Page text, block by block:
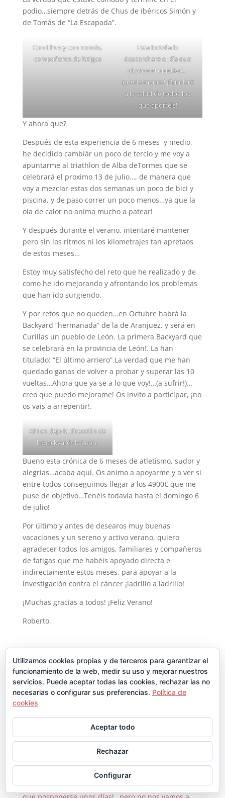
podio…siempre detrás de Chus de Ibéricos Simón y
de Tomás de “La Escapada”.
Con Chus y con Tomás,
compañeros de fatigas
Esta botella la
descorcharé el día que
alcance el objetivo…
¡queda menos! ¡Brindaré
a la salud de todos los
que aportéis!
Y ahora que?
Después de esta experiencia de 6 meses y medio,
he decidido cambiár un poco de tercio y me voy a
apuntarme al triathlon de Alba deTormes que se
celebrará el proximo 13 de julio…, de manera que
voy a mezclar estas dos semanas un poco de bici y
piscina, y de paso correr un poco menos…ya que la
ola de calor no anima mucho a patear!
Y después durante el verano, intentaré mantener
pero sin los ritmos ni los kilometrajes tan apretaos
de estos meses…
Estoy muy satisfecho del reto que he realizado y de
como he ido mejorando y afrontando los problemas
que han ido surgiendo.
Y por retos que no queden…en Octubre habrá la
Backyard “hermanada” de la de Aranjuez, y será en
Curillas un pueblo de León. La primera Backyard que
se celebrará en la provincia de León!. La han
titulado: “El último arriero”.La verdad que me han
quedado ganas de volver a probar y superar las 10
vueltas…Ahora que ya se a lo que voy!…(a sufrir!)…
creo que puedo mejorame! Os invito a participar, ¡no
os vais a arrepentir!.
Ahí os dejo la dirección de
la Backyard de León.
Bueno esta crónica de 6 meses de atletismo, sudor y
alegrías…acaba aquí. Os animo a apoyarme y a ver si
entre todos conseguimos llegar a los 4900€ que me
puse de objetivo…Tenéis todavía hasta el domingo 6
de julio!
Por último y antes de desearos muy buenas
vacaciones y un sereno y activo verano, quiero
agradecer todos los amigos, familiares y compañeros
de fatigas que me habéis apoyado directa e
indirectamente estos meses, para apoyar a la
investigación contra el cáncer ¡ladrillo a ladrillo!
¡Muchas gracias a todos! ¡Feliz Verano!
Roberto
Archivos
Entradas recientes
¡Nadie dijo que fuera fácil…! “Raise the bar” tiene
Utilizamos cookies propias y de terceros para garantizar el
funcionamiento de la web, medir su uso y mejorar nuestros
servicios. Puede aceptar todas las cookies, rechazar las no
necesarias o configurar sus preferencias. Política de
cookies
Aceptar todo
Rechazar
Configurar